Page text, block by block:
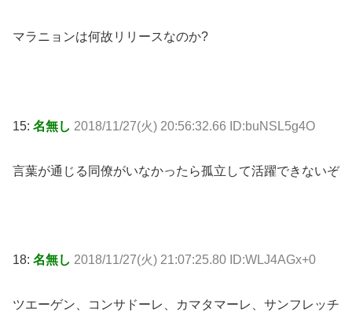
マラニョンは何故リリースなのか?
15: 名無し 2018/11/27(火) 20:56:32.66 ID:buNSL5g4O
言葉が通じる同僚がいなかったら孤立して活躍できないぞ
18: 名無し 2018/11/27(火) 21:07:25.80 ID:WLJ4AGx+0
ツエーゲン、コンサドーレ、カマタマーレ、サンフレッチ